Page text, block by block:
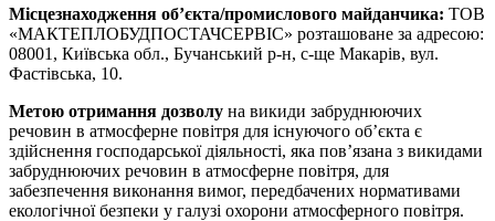
Місцезнаходження об’єкта/промислового майданчика: ТОВ
«МАКТЕПЛОБУДПОСТАЧСЕРВІС» розташоване за адресою:
08001, Київська обл., Бучанський р-н, с-ще Макарів, вул.
Фастівська, 10.
Метою отримання дозволу на викиди забруднюючих
речовин в атмосферне повітря для існуючого об’єкта є
здійснення господарської діяльності, яка пов’язана з викидами
забруднюючих речовин в атмосферне повітря, для
забезпечення виконання вимог, передбачених нормативами
екологічної безпеки у галузі охорони атмосферного повітря.